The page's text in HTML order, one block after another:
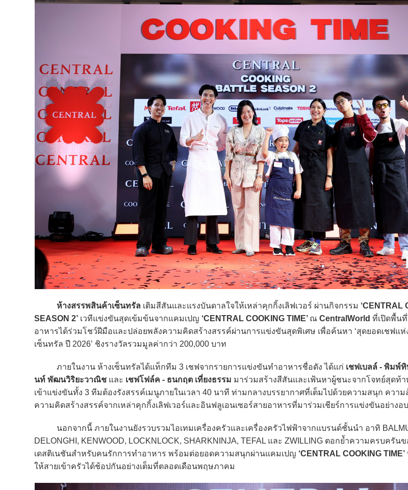
ห้างสรรพสินค้าเซ็นทรัล เติมสีสันและแรงบันดาลใจให้เหล่าคุกกิ้งเลิฟเวอร์ ผ่านกิจกรรม ‘CENTRAL
SEASON 2’ เวทีแข่งขันสุดเข้มข้นจากแคมเปญ ‘CENTRAL COOKING TIME’ ณ CentralWorld ที่เปิดพื้น
อาหารได้ร่วมโชว์ฝีมือและปล่อยพลังความคิดสร้างสรรค์ผ่านการแข่งขันสุดพิเศษ เพื่อค้นหา ‘สุดยอดเชฟแ
เซ็นทรัล ปี 2026’ ชิงรางวัลรวมมูลค่ากว่า 200,000 บาท
ภายในงาน ห้างเซ็นทรัลได้แท็กทีม 3 เชฟจากรายการแข่งขันทำอาหารชื่อดัง ได้แก่ เชฟเบลล์ - พิมพ์
นท์ พัฒนวิริยะวาณิช และ เชฟโฟล์ค - ธนกฤต เที่ยงธรรม มาร่วมสร้างสีสันและเฟ้นหาผู้ชนะจากโจทย์สุดท้า
เข้าแข่งขันทั้ง 3 ทีมต้องรังสรรค์เมนูภายในเวลา 40 นาที ท่ามกลางบรรยากาศที่เต็มไปด้วยความสนุก ควา
ความคิดสร้างสรรค์จากเหล่าคุกกิ้งเลิฟเวอร์และอินฟลูเอนเซอร์สายอาหารที่มาร่วมเชียร์การแข่งขันอย่างอ
นอกจากนี้ ภายในงานยังรวบรวมไอเทมเครื่องครัวและเครื่องครัวไฟฟ้าจากแบรนด์ชั้นนำ อาทิ
DELONGHI, KENWOOD, LOCKNLOCK, SHARKNINJA, TEFAL และ ZWILLING ตอกย้ำความครบครัน
เดสติเนชันสำหรับคนรักการทำอาหาร พร้อมต่อยอดความสนุกผ่านแคมเปญ ‘CENTRAL COOKING TIME’
ให้สายเข้าครัวได้ช้อปกันอย่างเต็มที่ตลอดเดือนพฤษภาคม